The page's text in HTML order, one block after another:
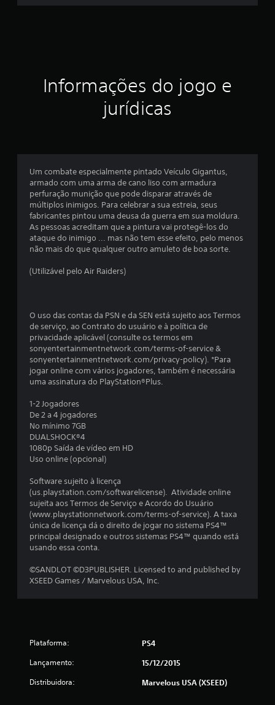
e
s
m
o
t
1
1
s
i
f
c
a
s
Informações do jogo e
jurídicas
Um combate especialmente pintado Veículo Gigantus,
armado com uma arma de cano liso com armadura
perfuração munição que pode disparar através de
múltiplos inimigos. Para celebrar a sua estreia, seus
fabricantes pintou uma deusa da guerra em sua moldura.
As pessoas acreditam que a pintura vai protegê-los do
ataque do inimigo ... mas não tem esse efeito, pelo menos
não mais do que qualquer outro amuleto de boa sorte.
(Utilizável pelo Air Raiders)
O uso das contas da PSN e da SEN está sujeito aos Termos
de serviço, ao Contrato do usuário e à política de
privacidade aplicável (consulte os termos em
sonyentertainmentnetwork.com/terms-of-service &
sonyentertainmentnetwork.com/privacy-policy). *Para
jogar online com vários jogadores, também é necessária
uma assinatura do PlayStation®Plus.
1-2 Jogadores
De 2 a 4 jogadores
No mínimo 7GB
DUALSHOCK®4
1080p Saída de vídeo em HD
Uso online (opcional)
Software sujeito à licença
(us.playstation.com/softwarelicense). Atividade online
sujeita aos Termos de Serviço e Acordo do Usuário
(www.playstationnetwork.com/terms-of-service). A taxa
única de licença dá o direito de jogar no sistema PS4™
principal designado e outros sistemas PS4™ quando está
usando essa conta.
©SANDLOT ©D3PUBLISHER. Licensed to and published by
XSEED Games / Marvelous USA, Inc.
Plataforma: PS4
Lançamento: 15/12/2015
Distribuidora: Marvelous USA (XSEED)